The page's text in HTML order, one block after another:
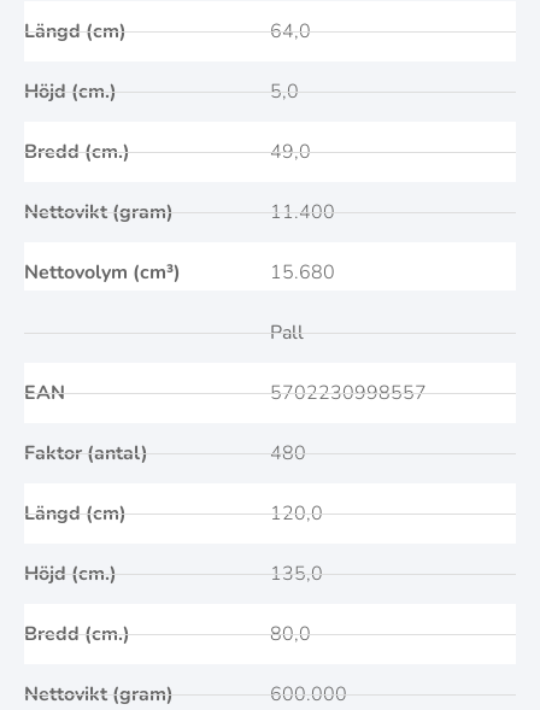
Längd (cm)
Höjd (cm.)
Bredd (cm.)
Nettovikt (gram)
Nettovolym (cm³)
64,0
5,0
49,0
11.400
15.680
EAN
Faktor (antal)
Längd (cm)
Höjd (cm.)
Bredd (cm.)
Nettovikt (gram)
Pall
5702230998557
480
120,0
135,0
80,0
600.000